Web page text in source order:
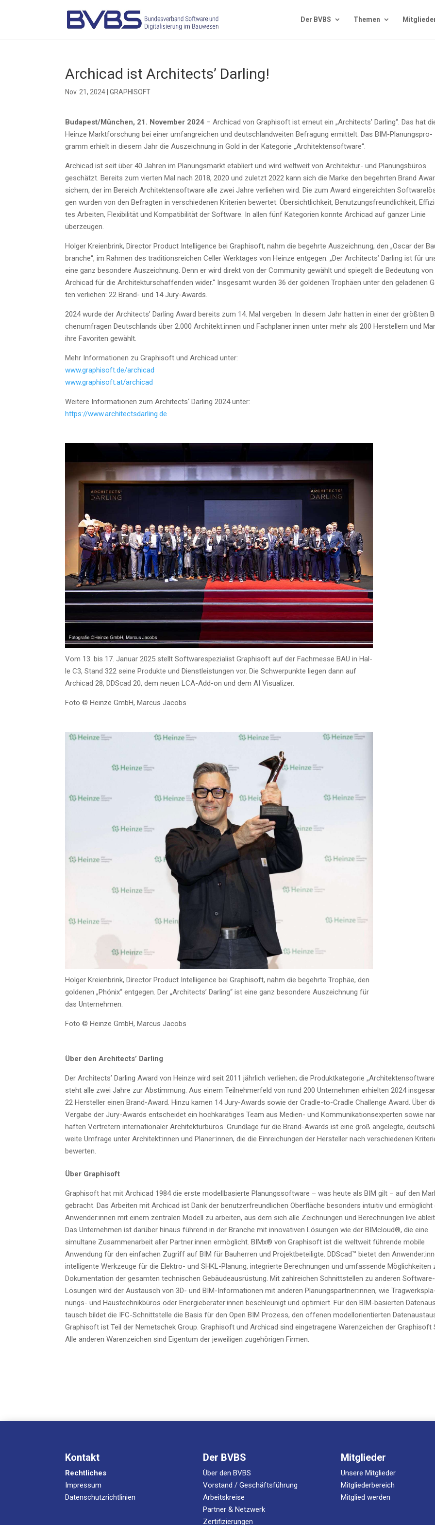
Der BVBS The­men
Archi­cad ist Archi­tects’ Darling!
Nov. 21, 2024 |GRAPHISOFT
Budapest/München, 21. Novem­ber 2024 – Archi­cad von Gra­ph­i­s­oft ist erneut ein „Archi­tects’ Dar­ling“. Das hat
Hein­ze Markt­for­schung bei einer umfang­rei­chen und deutsch­land­wei­ten Befra­gung ermit­telt. Das BIM-Pla­nungs­pro­
gramm erhielt in die­sem Jahr die Aus­zeich­nung in Gold in der Kate­go­rie „Archi­tek­ten­soft­ware“.
Archi­cad ist seit über 40 Jah­ren im Pla­nungs­markt eta­bliert und wird welt­weit von Archi­tek­tur- und Pla­nungs­bü­ros
geschätzt. Bereits zum vier­ten Mal nach 2018, 2020 und zuletzt 2022 kann sich die Mar­ke den begehr­ten Brand
sichern, der im Bereich Archi­tek­ten­soft­ware alle zwei Jah­re ver­lie­hen wird. Die zum Award ein­ge­reich­ten
gen wur­den von den Befrag­ten in ver­schie­de­nen Kri­te­ri­en bewer­tet: Über­sicht­lich­keit, Benut­zungs­freund­lich­keit,
tes Arbei­ten, Fle­xi­bi­li­tät und Kom­pa­ti­bi­li­tät der Soft­ware. In allen fünf Kate­go­rien konn­te Archi­cad auf gan­zer Linie
überzeugen.
Hol­ger Kre­ien­brink, Direc­tor Pro­duct Intel­li­gence bei Gra­ph­i­s­oft, nahm die begehr­te Aus­zeich­nung, den „Oscar der
bran­che“, im Rah­men des tra­di­ti­ons­rei­chen Cel­ler Werk­ta­ges von Hein­ze ent­ge­gen: „Der Archi­tects’ Dar­ling ist für
eine ganz beson­de­re Aus­zeich­nung. Denn er wird direkt von der Com­mu­ni­ty gewählt und spie­gelt die Bedeu­tung von
Archi­cad für die Archi­tek­tur­schaf­fen­den wider.“ Ins­ge­samt wur­den 36 der gol­de­nen Tro­phä­en unter den gela­de­nen
ten ver­lie­hen: 22 Brand- und 14 Jury-Awards.
2024 wur­de der Archi­tects’ Dar­ling Award bereits zum 14. Mal ver­ge­ben. In die­sem Jahr hat­ten in einer der größ­ten
chen­um­fra­gen Deutsch­lands über 2.000 Architekt:innen und Fachplaner:innen unter mehr als 200 Her­stel­lern und
ihre Favo­ri­ten gewählt.
Mehr Infor­ma­tio­nen zu Gra­ph­i­s­oft und Archi­cad unter:
www.graphisoft.de/archicad
www.graphisoft.at/archicad
Wei­te­re Infor­ma­tio­nen zum Archi­tects‘ Dar­ling 2024 unter:
https://www.architectsdarling.de
Vom 13. bis 17. Janu­ar 2025 stellt Soft­ware­spe­zia­list Gra­ph­i­s­oft auf der Fach­mes­se BAU in Hal­
le C3, Stand 322 sei­ne Pro­duk­te und Dienst­leis­tun­gen vor. Die Schwer­punk­te lie­gen dann auf
Archi­cad 28, DDScad 20, dem neu­en LCA-Add-on und dem AI Visualizer.
Foto © Hein­ze GmbH, Mar­cus Jacobs
Hol­ger Kre­ien­brink, Direc­tor Pro­duct Intel­li­gence bei Gra­ph­i­s­oft, nahm die begehr­te Tro­phäe, den
gol­de­nen „Phö­nix“ ent­ge­gen. Der „Archi­tects’ Dar­ling“ ist eine ganz beson­de­re Aus­zeich­nung für
das Unternehmen.
Foto © Hein­ze GmbH, Mar­cus Jacobs
Über den Archi­tects’ Darling
Der Archi­tects’ Dar­ling Award von Hein­ze wird seit 2011 jähr­lich ver­lie­hen; die Pro­dukt­ka­te­go­rie
steht alle zwei Jah­re zur Abstim­mung. Aus einem Teil­neh­mer­feld von rund 200 Unter­neh­men erhiel­ten 2024
22 Her­stel­ler einen Brand-Award. Hin­zu kamen 14 Jury-Awards sowie der Crad­le-to-Crad­le Chall­enge Award. Über
Ver­ga­be der Jury-Awards ent­schei­det ein hoch­ka­rä­ti­ges Team aus Medi­en- und Kom­mu­ni­ka­ti­ons­exper­ten sowie
haf­ten Ver­tre­tern inter­na­tio­na­ler Archi­tek­tur­bü­ros. Grund­la­ge für die Brand-Awards ist eine groß ange­leg­te,
wei­te Umfra­ge unter Architekt:innen und Planer:innen, die die Ein­rei­chun­gen der Her­stel­ler nach ver­schie­de­nen
bewerten.
Über Gra­ph­i­s­oft
Gra­ph­i­s­oft hat mit Archi­cad 1984 die ers­te modell­ba­sier­te Pla­nungs­soft­ware – was heu­te als BIM gilt – auf den
gebracht. Das Arbei­ten mit Archi­cad ist Dank der benut­zer­freund­li­chen Ober­flä­che beson­ders intui­tiv und ermög­licht
Anwender:innen mit einem zen­tra­len Modell zu arbei­ten, aus dem sich alle Zeich­nun­gen und Berech­nun­gen live
Das Unter­neh­men ist dar­über hin­aus füh­rend in der Bran­che mit inno­va­ti­ven Lösun­gen wie der BIM­cloud®, die eine
simul­ta­ne Zusam­men­ar­beit aller Partner:innen ermög­licht. BIMx® von Gra­ph­i­s­oft ist die welt­weit füh­ren­de mobi­le
Anwen­dung für den ein­fa­chen Zugriff auf BIM für Bau­her­ren und Pro­jekt­be­tei­lig­te. DDScad™ bie­tet den
intel­li­gen­te Werk­zeu­ge für die Elek­tro- und SHKL-Pla­nung, inte­grier­te Berech­nun­gen und umfas­sen­de Mög­lich­kei­ten
Doku­men­ta­ti­on der gesam­ten tech­ni­schen Gebäu­de­aus­rüs­tung. Mit zahl­rei­chen Schnitt­stel­len zu ande­ren Soft­ware-
Lösun­gen wird der Aus­tausch von 3D- und BIM-Infor­ma­tio­nen mit ande­ren Planungspartner:innen, wie
nungs- und Haus­tech­nik­bü­ros oder Energieberater:innen beschleu­nigt und opti­miert. Für den BIM-basier­ten
tausch bil­det die IFC-Schnitt­stel­le die Basis für den Open BIM Pro­zess, den offe­nen modell­ori­en­tier­ten
Gra­ph­i­s­oft ist Teil der Nemet­schek Group. Gra­ph­i­s­oft und Archi­cad sind ein­ge­tra­ge­ne Waren­zei­chen der Gra­ph­i­s­oft
Alle ande­ren Waren­zei­chen sind Eigen­tum der jewei­li­gen zuge­hö­ri­gen Firmen.
Kontakt
Rechtliches
Impressum
Datenschutzrichtlinien
Der BVBS
Über den BVBS
Vorstand / Geschäftsführung
Arbeitskreise
Partner & Netzwerk
Zertifizierungen
Mitglieder
Unsere Mitglieder
Mitgliederbereich
Mitglied werden